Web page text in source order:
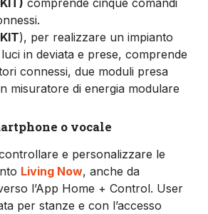
), per realizzare un impianto
in deviata e prese, comprende
connessi, due moduli presa
misuratore di energia modulare
o vocale
e personalizzare le
Living Now, anche da
l’App Home + Control. User
per stanze e con l’accesso